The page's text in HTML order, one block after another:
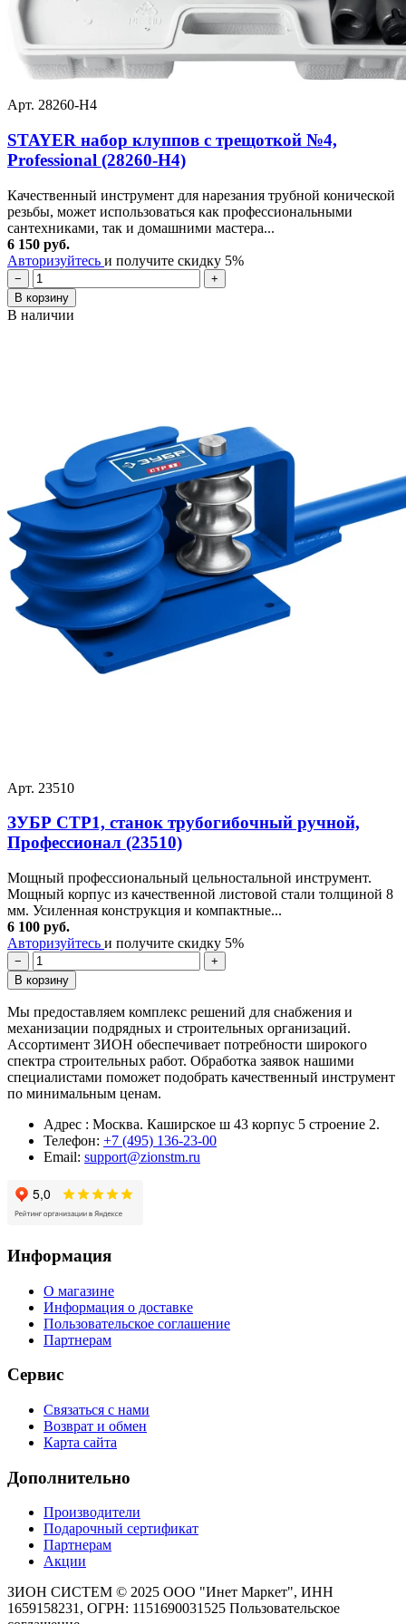
Арт. 28260-H4
STAYER набор клуппов с трещоткой №4,
Professional (28260-H4)
Качественный инструмент для нарезания трубной конической
резьбы, может использоваться как профессиональными
сантехниками, так и домашними мастера...
6 150 руб.
Авторизуйтесь и получите скидку 5%
−
+
В корзину
В наличии
Арт. 23510
ЗУБР СТР1, станок трубогибочный ручной,
Профессионал (23510)
Мощный профессиональный цельностальной инструмент.
Мощный корпус из качественной листовой стали толщиной 8
мм. Усиленная конструкция и компактные...
6 100 руб.
Авторизуйтесь и получите скидку 5%
−
+
В корзину
Мы предоставляем комплекс решений для снабжения и
механизации подрядных и строительных организаций.
Ассортимент ЗИОН обеспечивает потребности широкого
спектра строительных работ. Обработка заявок нашими
специалистами поможет подобрать качественный инструмент
по минимальным ценам.
Адрес : Москва. Каширское ш 43 корпус 5 строение 2.
Телефон: +7 (495) 136-23-00
Email: support@zionstm.ru
Информация
О магазине
Информация о доставке
Пользовательское соглашение
Партнерам
Сервис
Связаться с нами
Возврат и обмен
Карта сайта
Дополнительно
Производители
Подарочный сертификат
Партнерам
Акции
ЗИОН СИСТЕМ © 2025 ООО "Инет Маркет", ИНН
1659158231, ОГРН: 1151690031525 Пользовательское